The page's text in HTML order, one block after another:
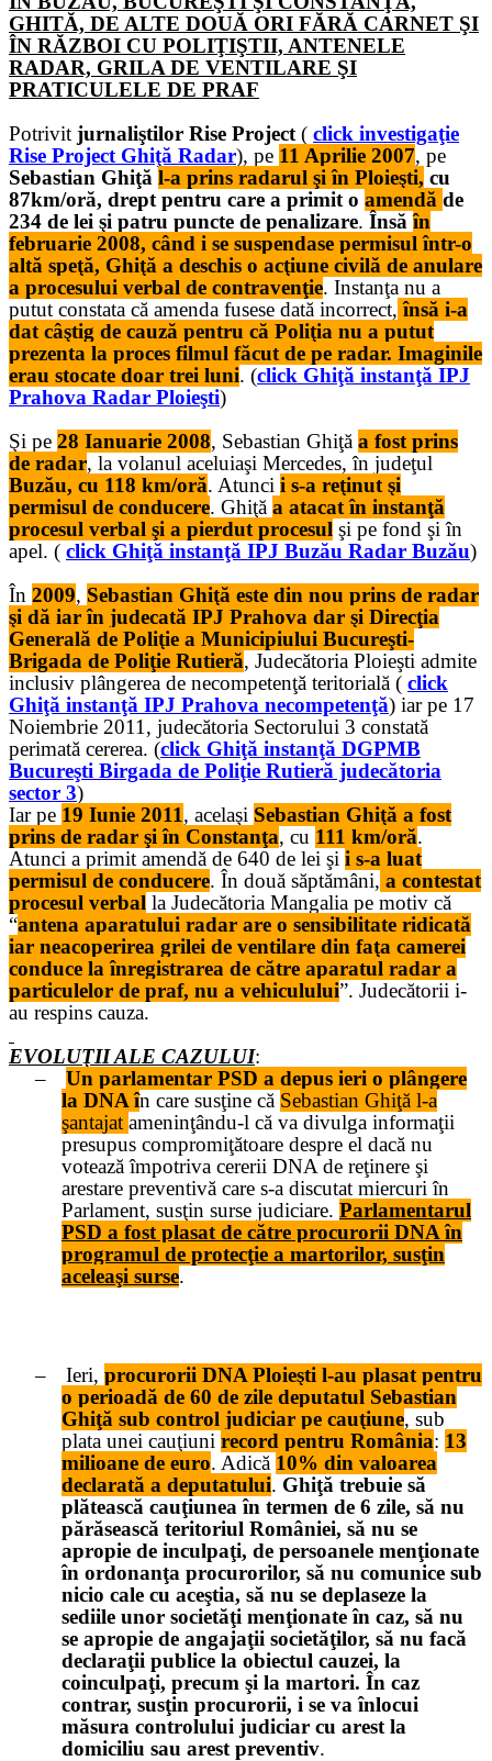
GHITĂ, DE ALTE DOUĂ ORI FĂRĂ CARNET ŞI
ÎN RĂZBOI CU POLIŢIŞTII, ANTENELE
RADAR, GRILA DE VENTILARE ŞI
PRATICULELE DE PRAF
Potrivit jurnaliştilor Rise Project ( click investigaţie
Rise Project Ghiţă Radar), pe 11 Aprilie 2007, pe
Sebastian Ghiţă l-a prins radarul şi în Ploieşti, cu
87km/oră, drept pentru care a primit o amendă de
234 de lei şi patru puncte de penalizare. Însăîn
februarie 2008, când i se suspendase permisul într-o
altă speţă, Ghiţă a deschis o acţiune civilă de anulare
a procesului verbal de contravenţie. Instanţa nu a
putut constata că amenda fusese dată incorrect, însă i-a
dat câştig de cauză pentru că Poliţia nu a putut
prezenta la proces filmul făcut de pe radar. Imaginile
erau stocate doar trei luni. (click Ghiţă instanţă IPJ
Prahova Radar Ploieşti)
Şi pe 28 Ianuarie 2008, Sebastian Ghiţă a fost prins
de radar, la volanul aceluiaşi Mercedes, în judeţul
Buzău, cu 118 km/oră. Atunci i s-a reţinut şi
permisul de conducere. Ghiţă a atacat în instanţă
procesul verbal şi a pierdut procesul şi pe fond şi în
apel. ( click Ghiţă instanţă IPJ Buzău Radar Buzău)
În 2009, Sebastian Ghiţă este din nou prins de radar
şi dă iar în judecată IPJ Prahova dar şi Direcţia
Generală de Poliţie a Municipiului Bucureşti-
Brigada de Poliţie Rutieră, Judecătoria Ploieşti admite
inclusiv plângerea de necompetenţă teritorială ( click
Ghiţă instanţă IPJ Prahova necompetenţă) iar pe 17
Noiembrie 2011, judecătoria Sectorului 3 constată
perimată cererea. (click Ghiţă instanţă DGPMB
Bucureşti Birgada de Poliţie Rutieră judecătoria
sector 3)
Iar pe 19 Iunie 2011, acelaşi Sebastian Ghiţă a fost
prins de radar şi în Constanţa, cu 111 km/oră.
Atunci a primit amendă de 640 de lei şi i s-a luat
permisul de conducere. În două săptămâni, a contestat
procesul verbal la Judecătoria Mangalia pe motiv că
“antena aparatului radar are o sensibilitate ridicată
iar neacoperirea grilei de ventilare din faţa camerei
conduce la înregistrarea de către aparatul radar a
particulelor de praf, nu a vehiculului”. Judecătorii i-
au respins cauza.
EVOLUŢII ALE CAZULUI:
–
Un parlamentar PSD a depus ieri o plângere
la DNA în care susţine că Sebastian Ghiţă l-a
şantajat ameninţându-l că va divulga informaţii
presupus compromiţătoare despre el dacă nu
votează împotriva cererii DNA de reţinere şi
arestare preventivă care s-a discutat miercuri în
Parlament, susţin surse judiciare. Parlamentarul
PSD a fost plasat de către procurorii DNA în
programul de protecţie a martorilor, susţin
aceleaşi surse.
– Ieri, procurorii DNA Ploieşti l-au plasat pentru
o perioadă de 60 de zile deputatul Sebastian
Ghiţă sub control judiciar pe cauţiune, sub
plata unei cauţiuni record pentru România: 13
milioane de euro. Adică 10% din valoarea
declarată a deputatului. Ghiţă trebuie să
plătească cauţiunea în termen de 6 zile, să nu
părăsească teritoriul României, să nu se
apropie de inculpaţi, de persoanele menţionate
în ordonanţa procurorilor, să nu comunice sub
nicio cale cu aceştia, să nu se deplaseze la
sediile unor societăţi menţionate în caz, să nu
se apropie de angajaţii societăţilor, să nu facă
declaraţii publice la obiectul cauzei, la
coinculpaţi, precum şi la martori. În caz
contrar, susţin procurorii, i se va înlocui
măsura controlului judiciar cu arest la
domiciliu sau arest preventiv.